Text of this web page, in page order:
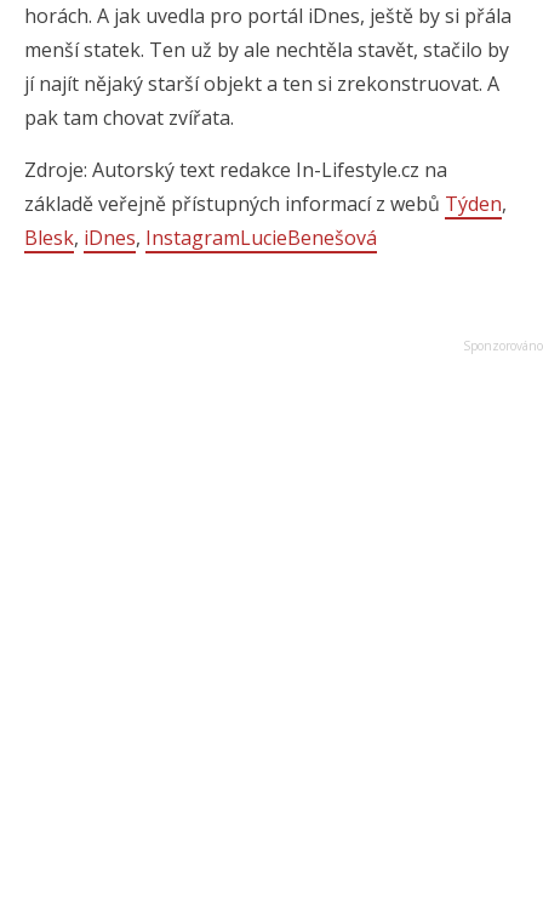
horách. A jak uvedla pro portál iDnes, ještě by si přála
menší statek. Ten už by ale nechtěla stavět, stačilo by
jí najít nějaký starší objekt a ten si zrekonstruovat. A
pak tam chovat zvířata.
Zdroje: Autorský text redakce In-Lifestyle.cz na
základě veřejně přístupných informací z webů Týden,
Blesk, iDnes, InstagramLucieBenešová